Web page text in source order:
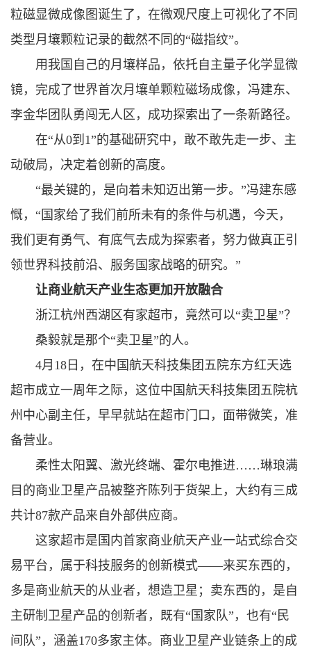
粒磁显微成像图诞生了，在微观尺度上可视化了不同
类型月壤颗粒记录的截然不同的“磁指纹”。
用我国自己的月壤样品，依托自主量子化学显微
镜，完成了世界首次月壤单颗粒磁场成像，冯建东、
李金华团队勇闯无人区，成功探索出了一条新路径。
在“从0到1”的基础研究中，敢不敢先走一步、主
动破局，决定着创新的高度。
“最关键的，是向着未知迈出第一步。”冯建东感
慨，“国家给了我们前所未有的条件与机遇，今天，
我们更有勇气、有底气去成为探索者，努力做真正引
领世界科技前沿、服务国家战略的研究。”
让商业航天产业生态更加开放融合
浙江杭州西湖区有家超市，竟然可以“卖卫星”？
桑毅就是那个“卖卫星”的人。
4月18日，在中国航天科技集团五院东方红天选
超市成立一周年之际，这位中国航天科技集团五院杭
州中心副主任，早早就站在超市门口，面带微笑，准
备营业。
柔性太阳翼、激光终端、霍尔电推进……琳琅满
目的商业卫星产品被整齐陈列于货架上，大约有三成
共计87款产品来自外部供应商。
这家超市是国内首家商业航天产业一站式综合交
易平台，属于科技服务的创新模式——来买东西的，
多是商业航天的从业者，想造卫星；卖东西的，是自
主研制卫星产品的创新者，既有“国家队”，也有“民
间队”，涵盖170多家主体。商业卫星产业链条上的成